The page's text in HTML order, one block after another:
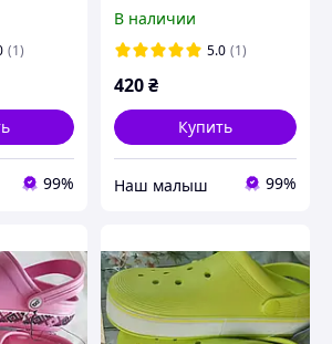
(1)
99%
размеры.
В наличии
5.0 (1)
420₴
Купить
‏Наш малыш 99%